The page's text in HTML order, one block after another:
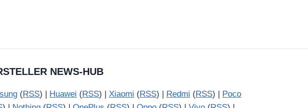
NEWS-HUB
(RSS) | Huawei (RSS) | Xiaomi (RSS) | Redmi (RSS) | Poco